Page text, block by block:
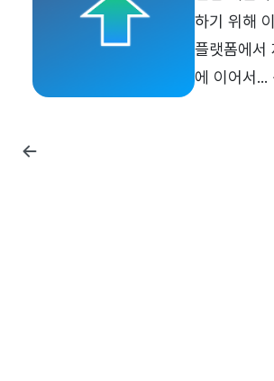
하기 위해
플랫폼에서
에 이어서
(프로필 작